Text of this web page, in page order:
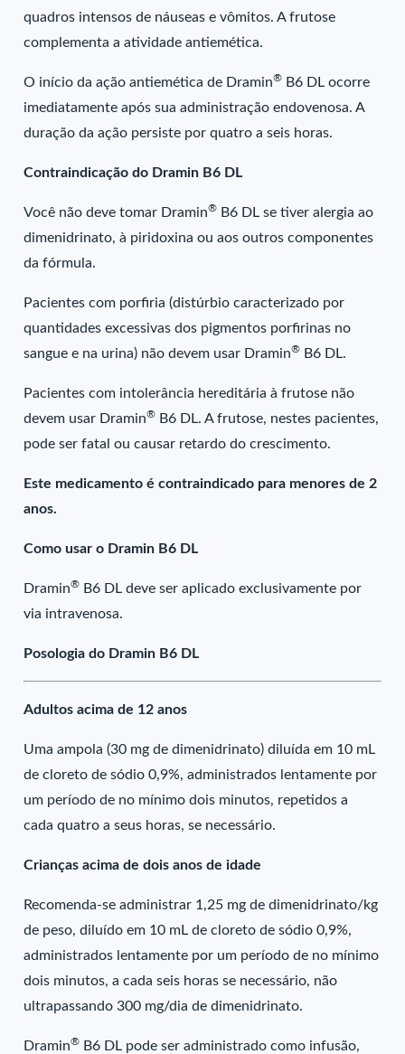
quadros intensos de náuseas e vômitos. A frutose
complementa a atividade antiemética.
O início da ação antiemética de Dramin® B6 DL ocorre
imediatamente após sua administração endovenosa. A
duração da ação persiste por quatro a seis horas.
Contraindicação do Dramin B6 DL
Você não deve tomar Dramin® B6 DL se tiver alergia ao
dimenidrinato, à piridoxina ou aos outros componentes
da fórmula.
Pacientes com porfiria (distúrbio caracterizado por
quantidades excessivas dos pigmentos porfirinas no
sangue e na urina) não devem usar Dramin® B6 DL.
Pacientes com intolerância hereditária à frutose não
devem usar Dramin® B6 DL. A frutose, nestes pacientes,
pode ser fatal ou causar retardo do crescimento.
Este medicamento é contraindicado para menores de 2
anos.
Como usar o Dramin B6 DL
Dramin® B6 DL deve ser aplicado exclusivamente por
via intravenosa.
Posologia do Dramin B6 DL
Adultos acima de 12 anos
Uma ampola (30 mg de dimenidrinato) diluída em 10 mL
de cloreto de sódio 0,9%, administrados lentamente por
um período de no mínimo dois minutos, repetidos a
cada quatro a seus horas, se necessário.
Crianças acima de dois anos de idade
Recomenda-se administrar 1,25 mg de dimenidrinato/kg
de peso, diluído em 10 mL de cloreto de sódio 0,9%,
administrados lentamente por um período de no mínimo
dois minutos, a cada seis horas se necessário, não
ultrapassando 300 mg/dia de dimenidrinato.
Dramin® B6 DL pode ser administrado como infusão,